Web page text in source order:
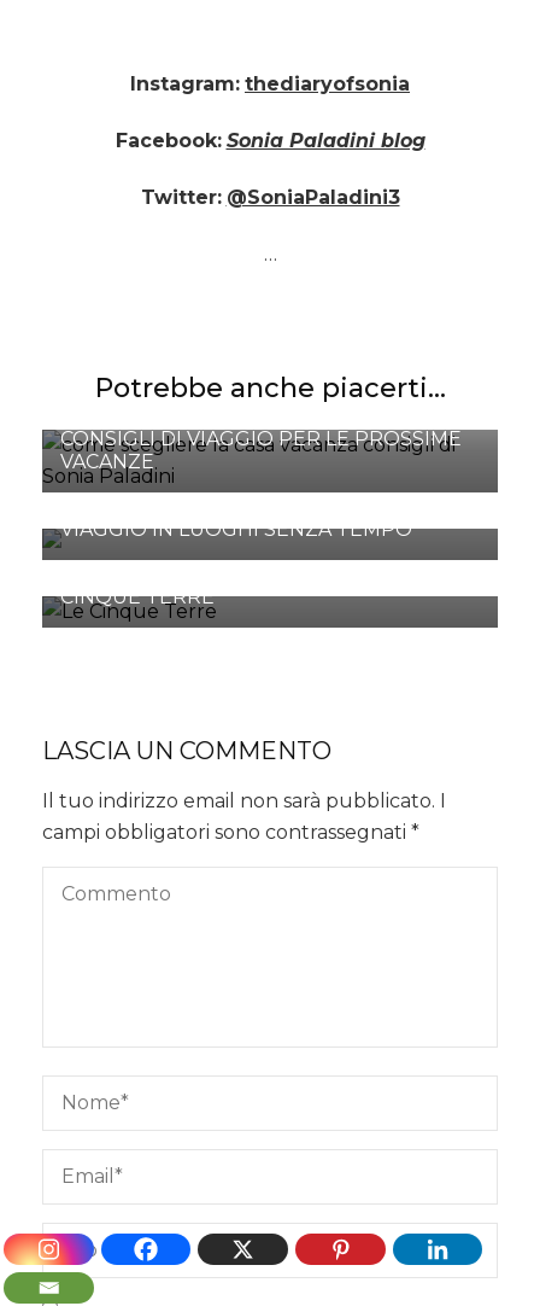
Instagram: thediaryofsonia
Facebook: Sonia Paladini blog
Twitter: @SoniaPaladini3
…
Potrebbe anche piacerti...
CONSIGLI DI VIAGGIO PER LE PROSSIME
VACANZE
VIAGGIO IN LUOGHI SENZA TEMPO
CINQUE TERRE
LASCIA UN COMMENTO
Il tuo indirizzo email non sarà pubblicato. I
campi obbligatori sono contrassegnati *